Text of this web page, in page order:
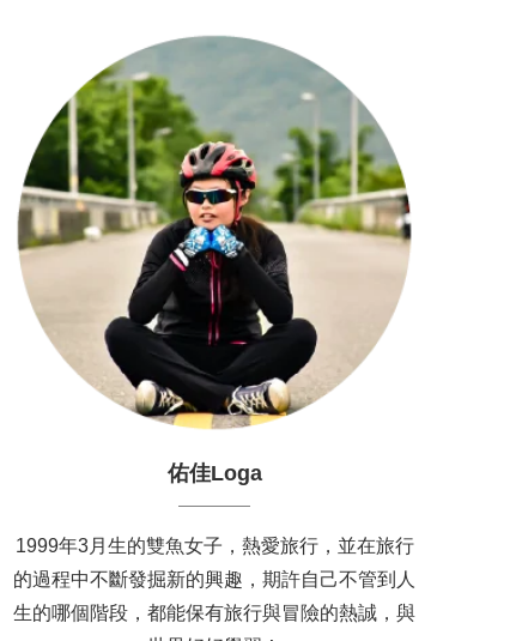
佑佳Loga
1999年3月生的雙魚女子，熱愛旅行，並在旅行
的過程中不斷發掘新的興趣，期許自己不管到人
生的哪個階段，都能保有旅行與冒險的熱誠，與